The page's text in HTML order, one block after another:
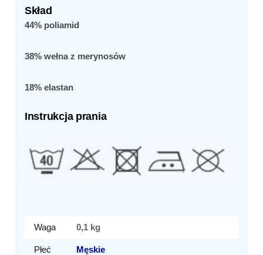
Skład
44% poliamid
38% wełna z merynosów
18% elastan
Instrukcja prania
Waga 0,1 kg
Płeć Męskie